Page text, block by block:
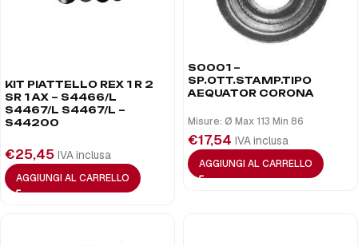
KIT PIATTELLO REX 1 R 2
SR 1 AX – S4466/L
S4467/L S4467/L –
S44200
€25,45 IVA inclusa
AGGIUNGI AL CARRELLO
S0001 –
SP.OTT.STAMP.TIPO
AEQUATOR CORONA
Misure: Ø Max 113 Min 86
€17,54 IVA inclusa
AGGIUNGI AL CARRELLO